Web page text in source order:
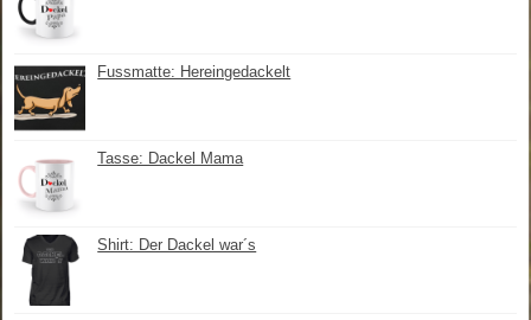
Fussmatte: Hereingedackelt
Tasse: Dackel Mama
Shirt: Der Dackel war´s